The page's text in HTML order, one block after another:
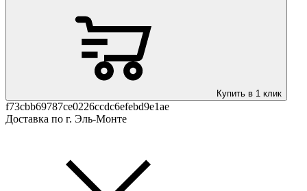
Купить в 1 клик
f73cbb69787ce0226ccdc6efebd9e1ae
Доставка по г. Эль-Монте